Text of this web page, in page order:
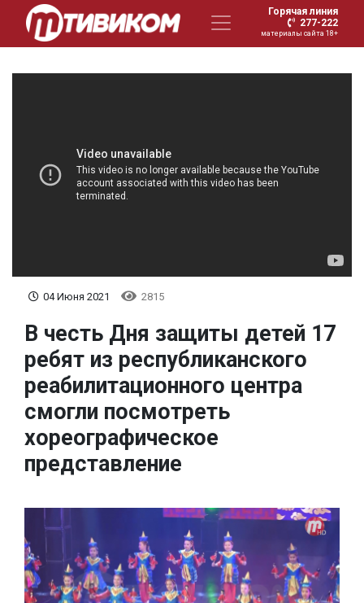
Горячая линия
277-222
материалы сайта 18+
04 Июня 2021 2815
В честь Дня защиты детей 17
ребят из республиканского
реабилитационного центра
смогли посмотреть
хореографическое
представление